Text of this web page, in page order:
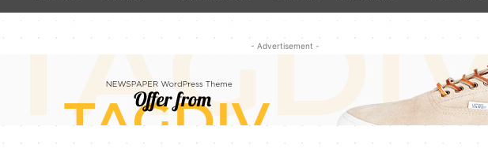
- Advertisement -